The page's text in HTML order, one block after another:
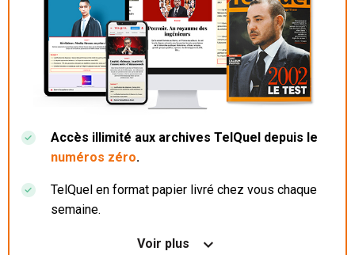
Accès illimité aux archives TelQuel depuis le
numéros zéro.
TelQuel en format papier livré chez vous chaque
semaine.
Nos articles en illimité sur ordinateur, tablette et
Voir plus